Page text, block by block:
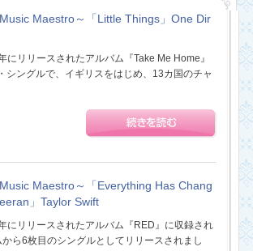
Maestro～「Little Things」One Dir
にリリースされたアルバム『Take Me Home』
シングルで、イギリスをはじめ、13カ国のチャ
Maestro～「Everything Has Chang
」Taylor Swift
にリリースされたアルバム『RED』に収録され
ら6枚目のシングルとしてリリースされまし